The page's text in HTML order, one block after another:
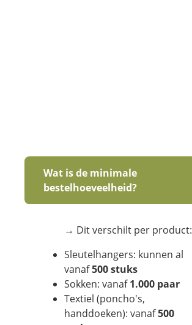
Wat is de minimale
bestelhoeveelheid?
→ Dit verschilt per product:
Sleutelhangers: kunnen al
vanaf500 stuks
Sokken: vanaf1.000 paar
Textiel (poncho's,
handdoeken): vanaf500